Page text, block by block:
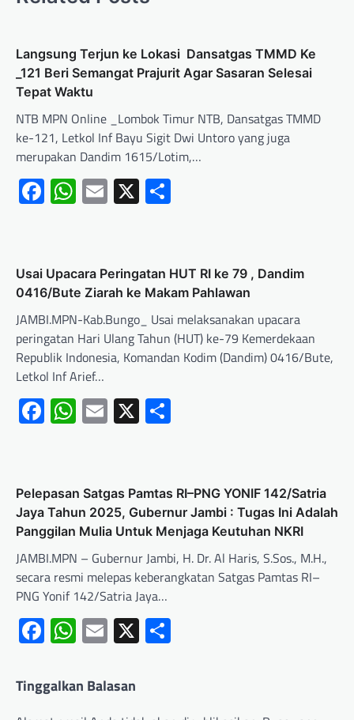
Langsung Terjun ke Lokasi Dansatgas TMMD Ke
_121 Beri Semangat Prajurit Agar Sasaran Selesai
Tepat Waktu
NTB MPN Online _Lombok Timur NTB, Dansatgas TMMD
ke-121, Letkol Inf Bayu Sigit Dwi Untoro yang juga
merupakan Dandim 1615/Lotim,…
Facebook
WhatsApp
Email
X
Usai Upacara Peringatan HUT RI ke 79 , Dandim
0416/Bute Ziarah ke Makam Pahlawan
JAMBI.MPN-Kab.Bungo_ Usai melaksanakan upacara
peringatan Hari Ulang Tahun (HUT) ke-79 Kemerdekaan
Republik Indonesia, Komandan Kodim (Dandim) 0416/Bute,
Letkol Inf Arief…
Facebook
WhatsApp
Email
X
Pelepasan Satgas Pamtas RI–PNG YONIF 142/Satria
Jaya Tahun 2025, Gubernur Jambi : Tugas Ini Adalah
Panggilan Mulia Untuk Menjaga Keutuhan NKRI
JAMBI.MPN – Gubernur Jambi, H. Dr. Al Haris, S.Sos., M.H.,
secara resmi melepas keberangkatan Satgas Pamtas RI–
PNG Yonif 142/Satria Jaya…
Facebook
WhatsApp
Email
X
Tinggalkan Balasan